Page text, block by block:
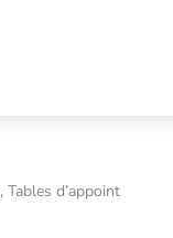
d’appoint